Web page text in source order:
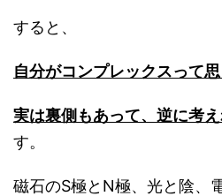
すると、
自分がコンプレックスって
実は裏側もあって、逆に考
す。
磁石のS極とN極、光と陰、